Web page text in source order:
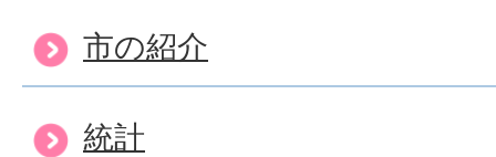
市の紹介
統計